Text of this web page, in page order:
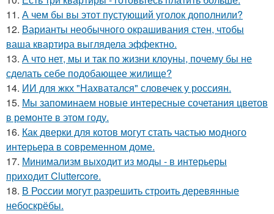
11. А чем бы вы этот пустующий уголок дополнили?
12. Варианты необычного окрашивания стен, чтобы
ваша квартира выглядела эффектно.
13. А что нет, мы и так по жизни клоуны, почему бы не
сделать себе подобающее жилище?
14. ИИ для жкх "Нахватался" словечек у россиян.
15. Мы запоминаем новые интересные сочетания цветов
в ремонте в этом году.
16. Как дверки для котов могут стать частью модного
интерьера в современном доме.
17. Минимализм выходит из моды - в интерьеры
приходит Cluttercore.
18. В России могут разрешить строить деревянные
небоскрёбы.